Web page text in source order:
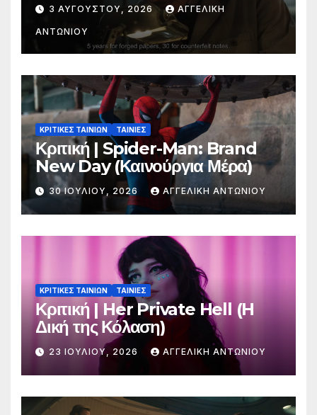
3 ΑΥΓΟΎΣΤΟΥ, 2026 ΑΓΓΕΛΙΚΉ
ΑΝΤΩΝΊΟΥ
ΚΡΙΤΙΚΕΣ ΤΑΙΝΙΩΝ ΤΑΙΝΙΕΣ
Κριτική | Spider-Man: Brand
New Day (Καινούργια Μέρα)
30 ΙΟΥΛΊΟΥ, 2026 ΑΓΓΕΛΙΚΉ ΑΝΤΩΝΊΟΥ
ΚΡΙΤΙΚΕΣ ΤΑΙΝΙΩΝ ΤΑΙΝΙΕΣ
Κριτική | Her Private Hell (H
Δική της Κόλαση)
23 ΙΟΥΛΊΟΥ, 2026 ΑΓΓΕΛΙΚΉ ΑΝΤΩΝΊΟΥ